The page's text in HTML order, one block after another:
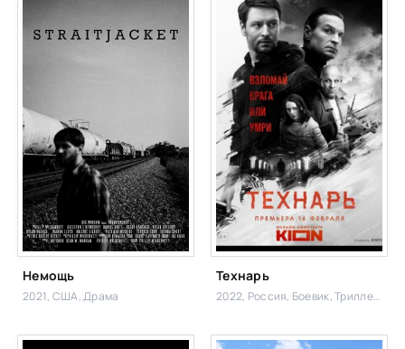
Немощь
2021, США,Драма
Технарь
2022, Россия, Боевик, Триллер,